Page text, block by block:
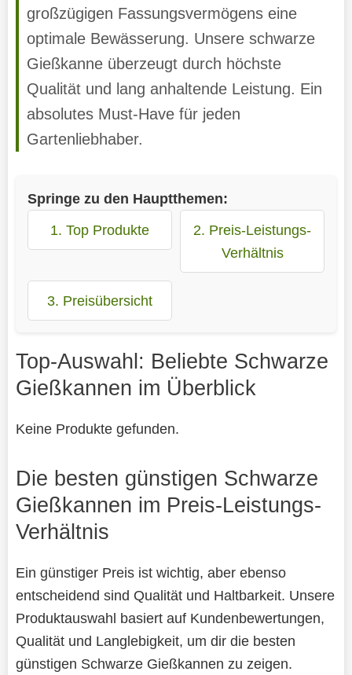
großzügigen Fassungsvermögens eine
optimale Bewässerung. Unsere schwarze
Gießkanne überzeugt durch höchste
Qualität und lang anhaltende Leistung. Ein
absolutes Must-Have für jeden
Gartenliebhaber.
Springe zu den Hauptthemen:
1. Top Produkte
2. Preis-Leistungs-
Verhältnis
3. Preisübersicht
Top-Auswahl: Beliebte Schwarze
Gießkannen im Überblick
Keine Produkte gefunden.
Die besten günstigen Schwarze
Gießkannen im Preis-Leistungs-
Verhältnis
Ein günstiger Preis ist wichtig, aber ebenso
entscheidend sind Qualität und Haltbarkeit. Unsere
Produktauswahl basiert auf Kundenbewertungen,
Qualität und Langlebigkeit, um dir die besten
günstigen Schwarze Gießkannen zu zeigen.